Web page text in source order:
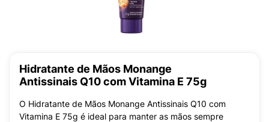
Hidratante de Mãos Monange
Antissinais Q10 com Vitamina E 75g
O Hidratante de Mãos Monange Antissinais Q10 com
Vitamina E 75g é ideal para manter as mãos sempre